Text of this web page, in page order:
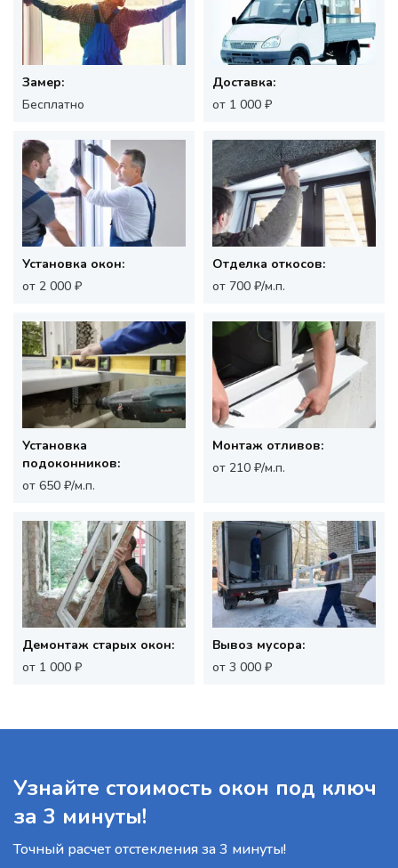
Замер:
Бесплатно
Доставка:
от 1 000 ₽
Установка окон:
от 2 000 ₽
Отделка откосов:
от 700 ₽/м.п.
Установка
подоконников:
от 650 ₽/м.п.
Монтаж отливов:
от 210 ₽/м.п.
Демонтаж старых окон:
от 1 000 ₽
Вывоз мусора:
от 3 000 ₽
Узнайте стоимость окон под ключ
за 3 минуты!
Точный расчет отстекления за 3 минуты!